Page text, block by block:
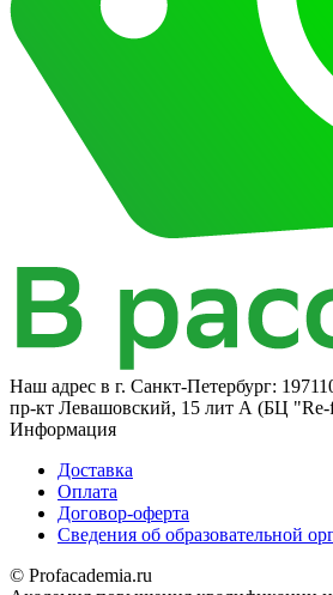
Наш адрес в г. Санкт-Петербург:
пр-кт Левашовский, 15 лит А (БЦ "Re-
Информация
Доставка
Оплата
Договор-оферта
Сведения об образовательной
© Profacademia.ru